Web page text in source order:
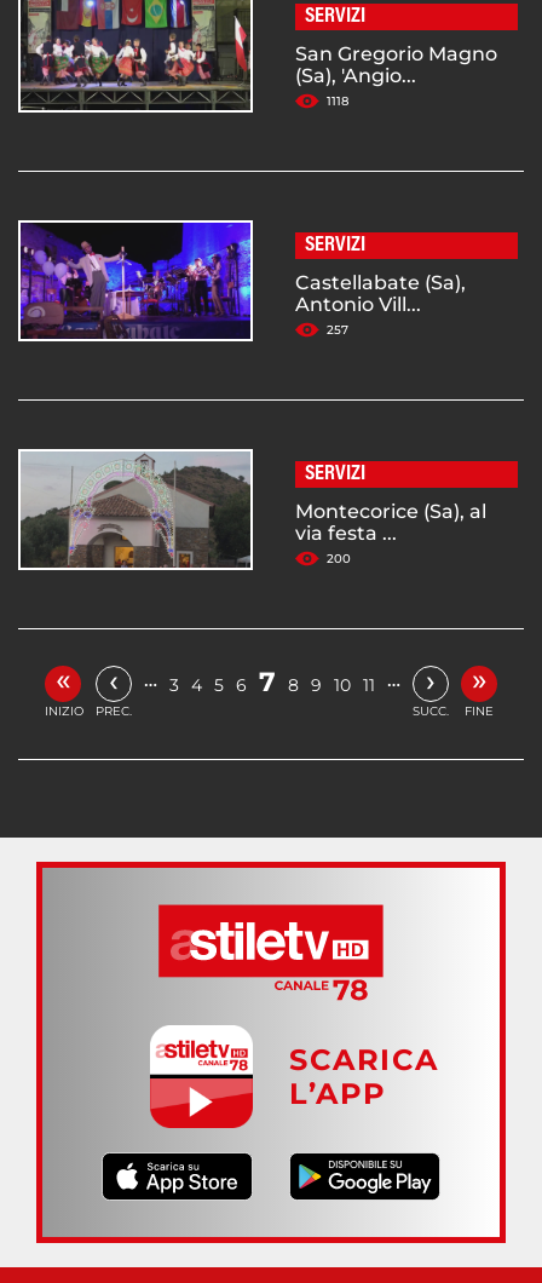
SERVIZI
San Gregorio Magno
(Sa), 'Angio...
1118
SERVIZI
Castellabate (Sa),
Antonio Vill...
257
SERVIZI
Montecorice (Sa), al
via festa ...
200
«
INIZIO
‹
PREC.
… 3 4 5 6 7 8 9 10 11 … ›
SUCC.
»
FINE
SCARICA
L’APP